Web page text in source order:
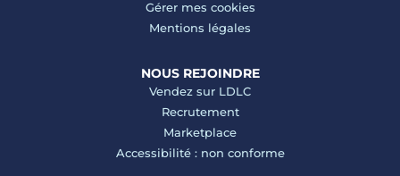
Gérer mes cookies
Mentions légales
NOUS REJOINDRE
Vendez sur LDLC
Recrutement
Marketplace
Accessibilité : non conforme